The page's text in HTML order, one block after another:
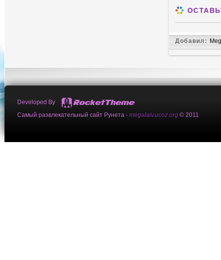
Добавил:
Developed By
Самый развлекательный сайт Рунета - megalaiv.ucoz.org © 2011